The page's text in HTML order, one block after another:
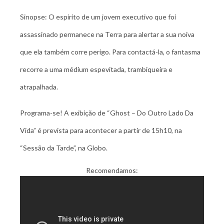
Sinopse: O espírito de um jovem executivo que foi
assassinado permanece na Terra para alertar a sua noiva
que ela também corre perigo. Para contactá-la, o fantasma
recorre a uma médium espevitada, trambiqueira e
atrapalhada.
Programa-se! A exibição de “Ghost – Do Outro Lado Da
Vida” é prevista para acontecer a partir de 15h10, na
“Sessão da Tarde”, na Globo.
Recomendamos: